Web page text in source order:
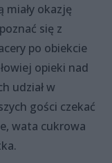
miały okazję
się z
po obiekcie
opieki nad
udział w
gości czekać
wata cukrowa